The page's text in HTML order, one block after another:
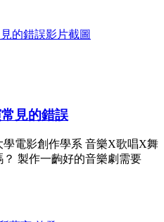
見的錯誤
電影創作學系 音樂X歌唱X舞
製作一齣好的音樂劇需要